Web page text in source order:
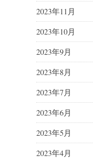
2023年11月
2023年10月
2023年9月
2023年8月
2023年7月
2023年6月
2023年5月
2023年4月